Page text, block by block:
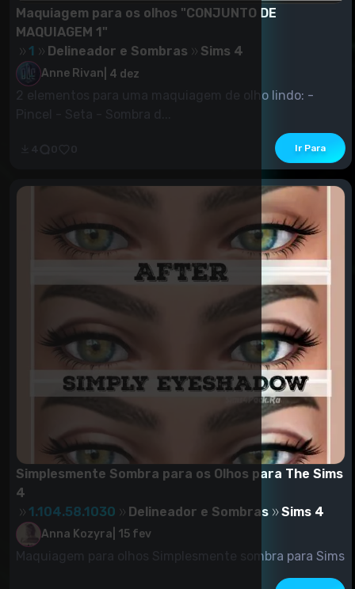
Maquiagem para os olhos "CONJUNTO DE
MAQUIAGEM 1"
1
Delineador e Sombras Sims 4
Anne Rivan 4 dez
2 elementos para uma maquiagem de olho lindo: -
Ir Para
Simplesmente Sombra para os Olhos para The Sims
4
1.104.58.1030
Delineador e Sombras Sims 4
Anna Kozyra 15 fev
Maquiagem para olhos Simplesmente sombra para Sims